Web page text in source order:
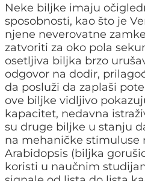
Neke biljke imaju
sposobnosti, kao što je
njene neverovatne
zatvoriti za oko pola
osetljiva biljka brzo
odgovor na dodir,
da posluži da zaplaši
ove biljke vidljivo
kapacitet, nedavna
su druge biljke u stanju
na mehaničke stimuluse
Arabidopsis (biljka
koristi u naučnim